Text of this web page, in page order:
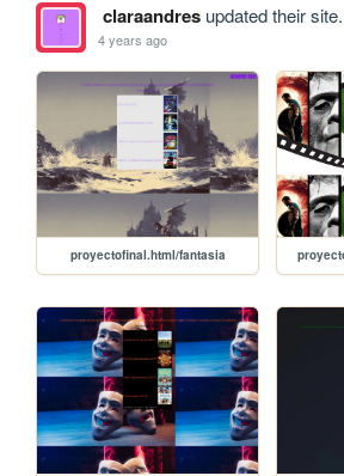
claraandresupdated their site.
4 years ago
proyectofinal.html/fantasia